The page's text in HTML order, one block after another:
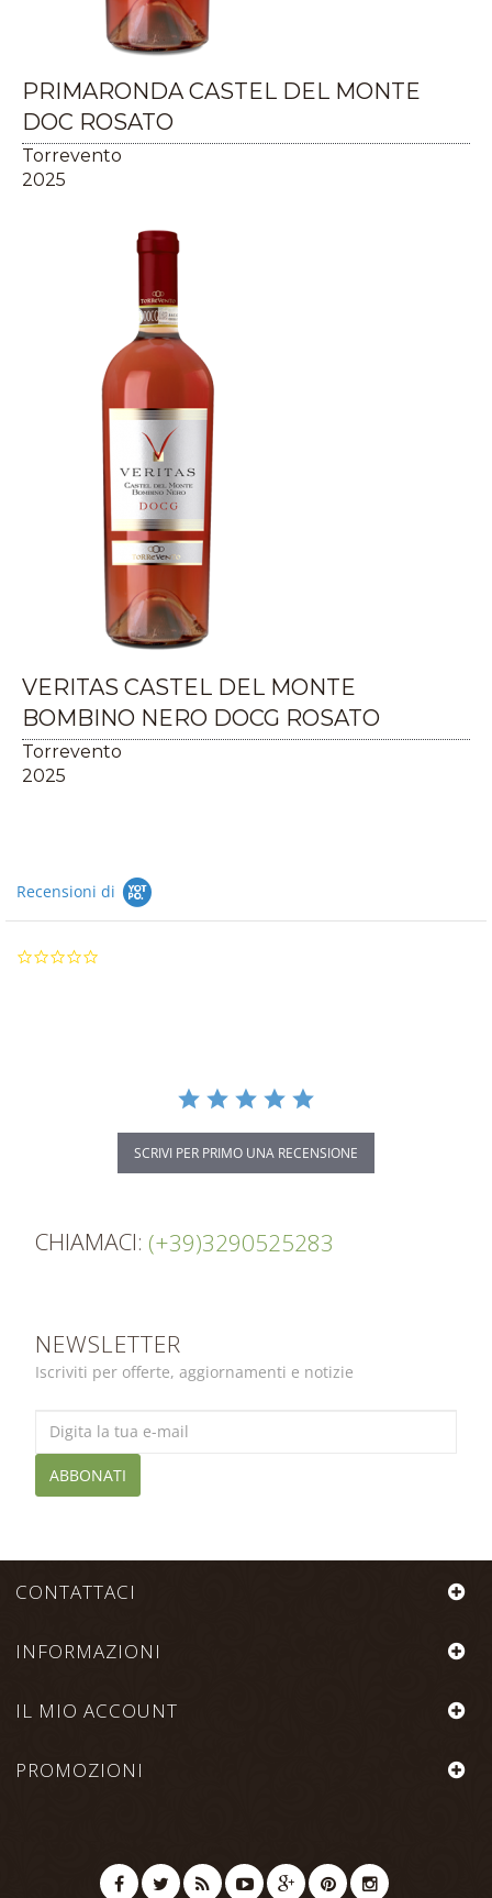
PRIMARONDA CASTEL DEL MONTE
DOC ROSATO
Torrevento
2025
VERITAS CASTEL DEL MONTE
BOMBINO NERO DOCG ROSATO
Torrevento
2025
Recensioni di
SCRIVI PER PRIMO UNA RECENSIONE
CHIAMACI: (+39)3290525283
NEWSLETTER
Iscriviti per offerte, aggiornamenti e notizie
ABBONATI
CONTATTACI
INFORMAZIONI
IL MIO ACCOUNT
PROMOZIONI